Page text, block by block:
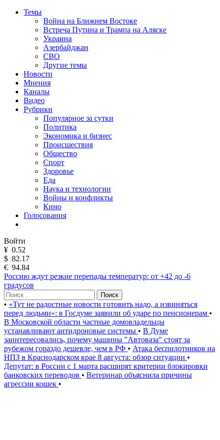
Темы
Война на Ближнем Востоке
Встреча Путина и Трампа на Аляске
Украина
Азербайджан
СВО
Другие темы
Новости
Мнения
Каналы
Видео
Рубрики
Популярное за сутки
Политика
Экономика и бизнес
Происшествия
Общество
Спорт
Здоровье
Еда
Наука и технологии
Войны и конфликты
Кино
Голосования
Войти
¥ 0.52
$ 82.17
€ 94.84
Россию ждут резкие перепады температур: от +42 до -6
градусов
Поиск
• «Тут не радостные новости готовить надо, а извиняться
перед людьми»: в Госдуме заявили об ударе по пенсионерам •
В Московской области частные домовладельцы
устанавливают антидроновые системы • В Думе
заинтересовались, почему машины "Автоваза" стоят за
рубежом гораздо дешевле, чем в РФ • Атака беспилотников на
НПЗ в Краснодарском крае 8 августа: обзор ситуации •
Депутат: в России с 1 марта расширят критерии блокировки
банковских переводов • Ветеринар объяснила причины
агрессии кошек •